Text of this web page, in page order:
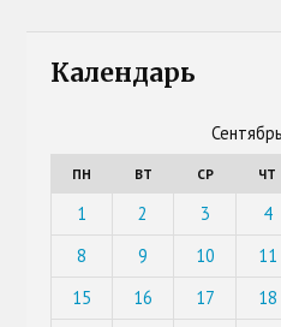
Календарь
ПН ВТ СР ЧТ
1 2 3 4
8
9 10 11
15
16 17 18